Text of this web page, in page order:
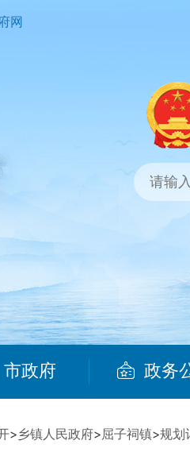
网
市政府 政务
>乡镇人民政府>屈子祠镇>规划